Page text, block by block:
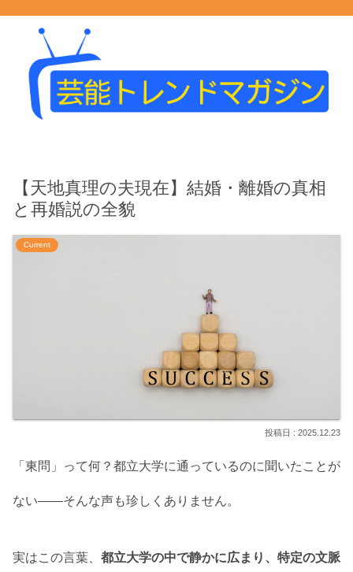
【天地真理の夫現在】結婚・離婚の真相
と再婚説の全貌
Current
2025.12.23
「東問」って何？都立大学に通っているのに聞いたことが
ない——そんな声も珍しくありません。
実はこの言葉、 都立大学の中で静かに広まり、特定の文脈